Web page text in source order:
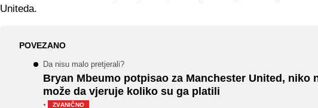
Uniteda.
POVEZANO
Da nisu malo pretjerali?
Bryan Mbeumo potpisao za Manchester United, niko
može da vjeruje koliko su ga platili
·
ZVANIČNO